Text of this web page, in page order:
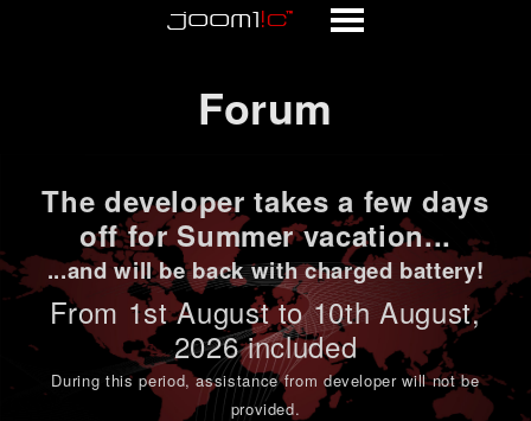
Forum
The developer takes a few days
off for Summer vacation...
...and will be back with charged battery!
From 1stAugust to 10th August,
2026 included
During this period,assistance from developer will not be
provided.